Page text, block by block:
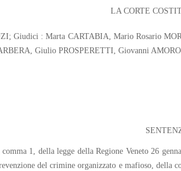
LA CORTE
Giudici : Marta CARTABIA, Mario Rosario
Giulio PROSPERETTI, Giovanni
1, della legge della Regione Veneto 26
del crimine organizzato e mafioso, della